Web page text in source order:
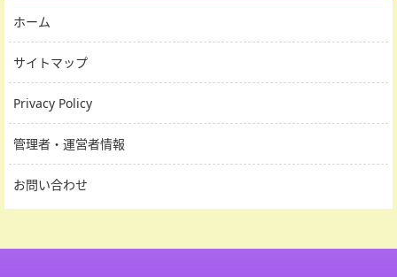
ホーム
サイトマップ
Privacy Policy
管理者・運営者情報
お問い合わせ